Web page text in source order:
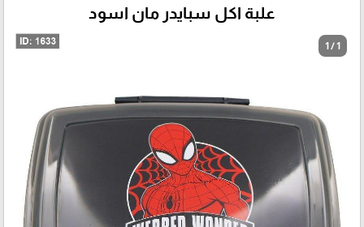
علبة اكل سبايدر مان اسود
1 / 1